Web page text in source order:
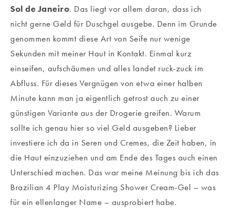
Sol de Janeiro. Das liegt vor allem daran, dass ich
nicht gerne Geld für Duschgel ausgebe. Denn im Grunde
genommen kommt diese Art von Seife nur wenige
Sekunden mit meiner Haut in Kontakt. Einmal kurz
einseifen, aufschäumen und alles landet ruck-zuck im
Abfluss. Für dieses Vergnügen von etwa einer halben
Minute kann man ja eigentlich getrost auch zu einer
günstigen Variante aus der Drogerie greifen. Warum
sollte ich genau hier so viel Geld ausgeben? Lieber
investiere ich da in Seren und Cremes, die Zeit haben, in
die Haut einzuziehen und am Ende des Tages auch einen
Unterschied machen. Das war meine Meinung bis ich das
Brazilian 4 Play Moisturizing Shower Cream-Gel – was
für ein ellenlanger Name – ausprobiert habe.